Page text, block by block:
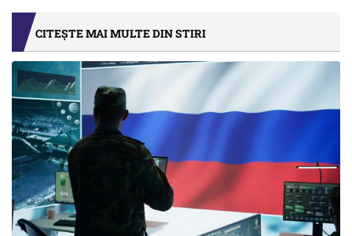
CITEȘTE MAI MULTE DIN STIRI